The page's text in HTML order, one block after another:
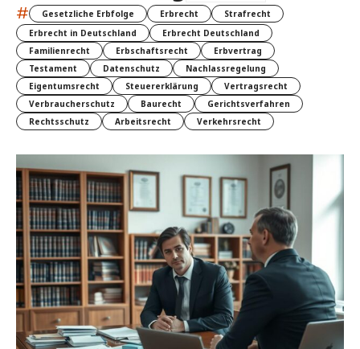
# Gesetzliche Erbfolge Erbrecht
Strafrecht
Erbrecht in Deutschland
Erbrecht Deutschland
Familienrecht
Erbschaftsrecht
Erbvertrag
Testament
Datenschutz
Nachlassregelung
Eigentumsrecht
Steuererklärung
Vertragsrecht
Verbraucherschutz
Baurecht
Gerichtsverfahren
Rechtsschutz
Arbeitsrecht Verkehrsrecht